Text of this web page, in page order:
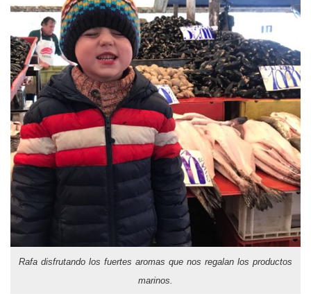
Rafa disfrutando los fuertes aromas que nos regalan los productos
marinos.